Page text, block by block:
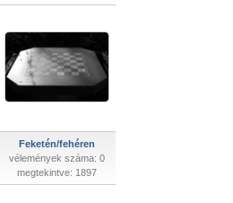
Feketén/fehéren
vélemények száma: 0
megtekintve: 1897